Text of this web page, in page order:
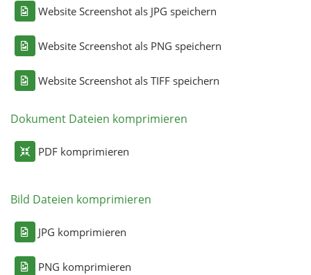
Website Screenshot als JPG speichern
Website Screenshot als PNG speichern
Website Screenshot als TIFF speichern
Dokument Dateien komprimieren
PDF komprimieren
Bild Dateien komprimieren
JPG komprimieren
PNG komprimieren